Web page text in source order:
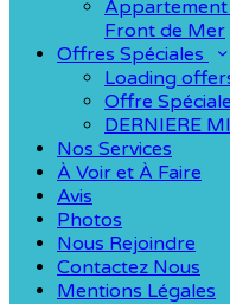
Appartement
Front de Mer
Offres Spéciales
Loading
Offre
DERNIERE
Nos Services
À Voir et À Faire
Avis
Photos
Nous Rejoindre
Contactez Nous
Mentions Légales